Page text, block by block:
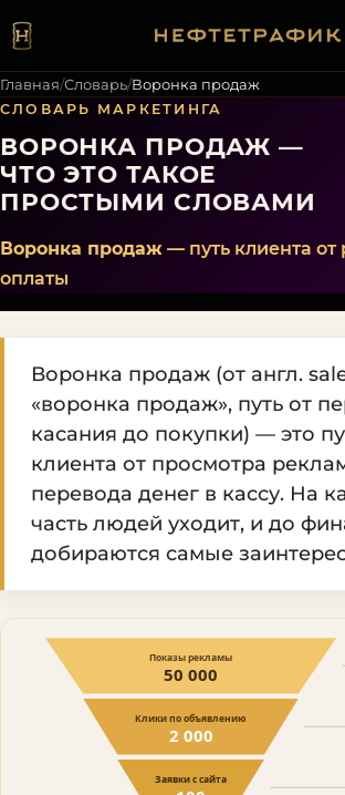
Главная/Словарь/Воронка продаж
СЛОВАРЬ МАРКЕТИНГА
ВОРОНКА ПРОДАЖ —
ЧТО ЭТО ТАКОЕ
ПРОСТЫМИ СЛОВАМИ
Воронка продаж — путь клиента
оплаты
Воронка продаж (от англ.
«воронка продаж», путь от
касания до покупки) — это
клиента от просмотра
перевода денег в кассу. На
часть людей уходит, и до
добираются самые